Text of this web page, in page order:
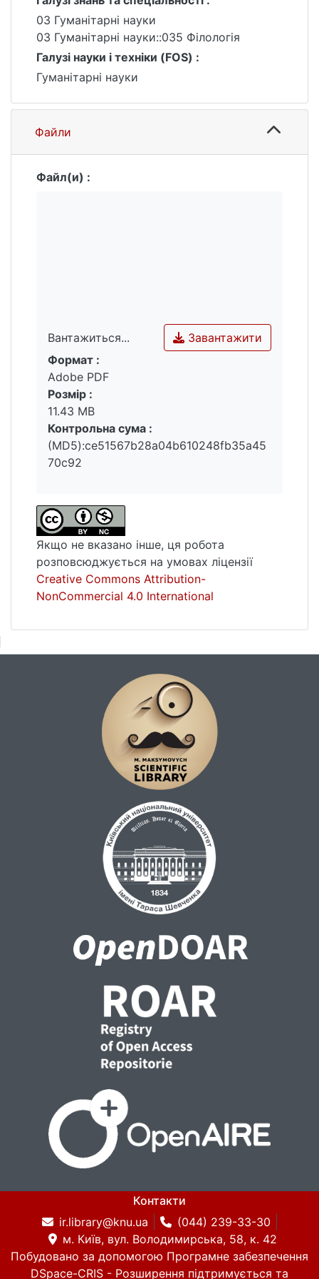
зв’язків і зміцненні стосунків.
03 Гуманітарні науки
03 Гуманітарні науки::035 Філологія
Галузі науки і техніки (FOS) :
Гуманітарні науки
Файли
Файл(и) :
Вантажиться...
Вантажиться...
Завантажити
Формат :
Adobe PDF
Розмір :
11.43 MB
Контрольна сума :
(MD5):ce51567b28a04b610248fb35a45
70c92
Якщо не вказано інше, ця робота
розповсюджується на умовах ліцензії
Creative Commons Attribution-
NonCommercial 4.0 International
Контакти
ir.library@knu.ua
(044) 239-33-30
м. Київ, вул. Володимирська, 58, к. 42
Побудовано за допомогою Програмне забезпечення
DSpace-CRIS - Розширення підтримується та